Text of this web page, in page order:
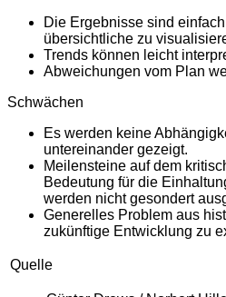
Die Ergebnisse sind
übersichtliche zu
Trends können leicht
Abweichungen vom Plan
Schwächen
Es werden keine
untereinander gezeigt.
Meilensteine auf dem
Bedeutung für die
werden nicht gesondert
Generelles Problem aus
zukünftige Entwicklung zu
Quelle